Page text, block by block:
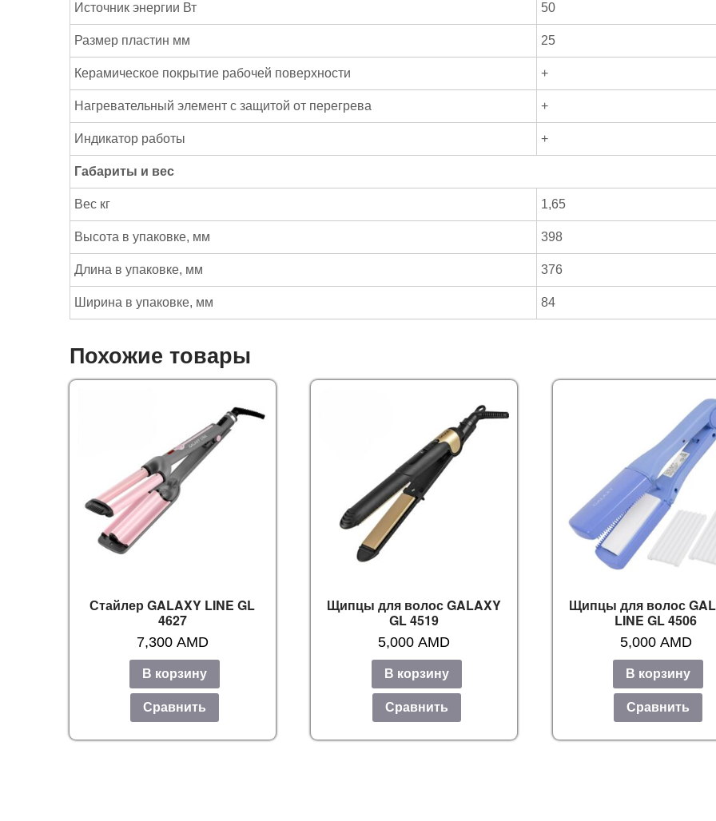
Источник энергии Вт 50
Размер пластин мм 25
Керамическое покрытие рабочей поверхности +
Нагревательный элемент с защитой от перегрева +
Индикатор работы +
Габариты и вес
Вес кг 1,65
Высота в упаковке, мм 398
Длина в упаковке, мм 376
Ширина в упаковке, мм 84
Похожие товары
Стайлер GALAXY LINE GL
4627
7,300 AMD
В корзину
Сравнить
Щипцы для волос GALAXY
GL 4519
5,000AMD
В корзину
Сравнить
Щипцы для волос
LINE GL 4506
5,000 AMD
В корзину
Сравнить